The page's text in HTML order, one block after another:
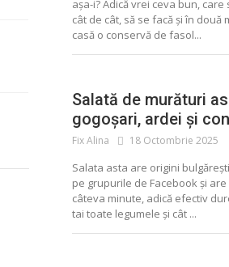
așa-i? Adică vrei ceva bun,
cât de cât, să se facă și în două
casă o conservă de fasol...
ALIMENTE CONSERVATE
MURATURI SALATA
Salată de murături
gogoșari, ardei și
Fix Alina 18 Octombrie 2025
Salata asta are origini
pe grupurile de Facebook și
câteva minute, adică efectiv
tai toate legumele și cât ...